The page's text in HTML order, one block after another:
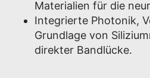
Materialien für die
Integrierte Photonik,
Grundlage von
direkter Bandlücke.